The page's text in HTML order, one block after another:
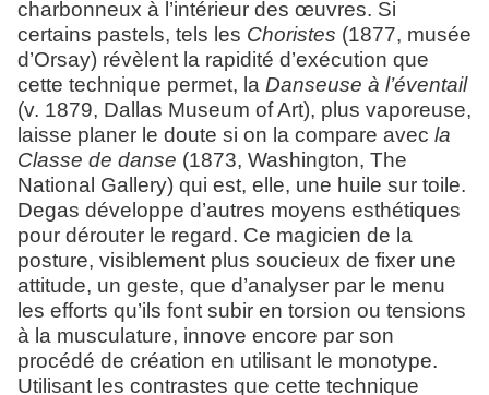
charbonneux à l’intérieur des œuvres. Si
certains pastels, tels les Choristes (1877, musée
d’Orsay) révèlent la rapidité d’exécution que
cette technique permet, la Danseuse à l’éventail
(v. 1879, Dallas Museum of Art), plus vaporeuse,
laisse planer le doute si on la compare avec la
Classe de danse (1873, Washington, The
National Gallery) qui est, elle, une huile sur toile.
Degas développe d’autres moyens esthétiques
pour dérouter le regard. Ce magicien de la
posture, visiblement plus soucieux de fixer une
attitude, un geste, que d’analyser par le menu
les efforts qu’ils font subir en torsion ou tensions
à la musculature, innove encore par son
procédé de création en utilisant le monotype.
Utilisant les contrastes que cette technique